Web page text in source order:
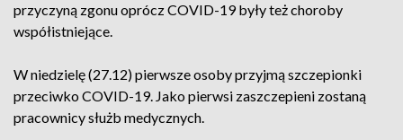
przyczyną zgonu oprócz COVID-19 były też choroby
współistniejące.
W niedzielę (27.12) pierwsze osoby przyjmą szczepionki
przeciwko COVID-19. Jako pierwsi zaszczepieni zostaną
pracownicy służb medycznych.